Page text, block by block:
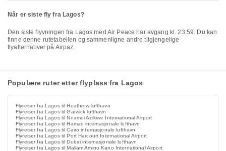
Når er siste fly fra Lagos?
Den siste flyvningen fra Lagos med Air Peace har avgang kl. 23:59. Du kan
finne denne rutetabellen og sammenligne andre tilgjengelige
flyalternativer på Airpaz.
Populære ruter etter flyplass fra Lagos
Flyreiser fra Lagos til Heathrow lufthavn
Flyreiser fra Lagos til Gatwick lufthavn
Flyreiser fra Lagos til Nnamdi Azikiwe International Airport
Flyreiser fra Lagos til Hamad internasjonale lufthavn
Flyreiser fra Lagos til Cairo internasjonale lufthavn
Flyreiser fra Lagos til Port Harcourt International Airport
Flyreiser fra Lagos til Dubai internasjonale lufthavn
Flyreiser fra Lagos til Mallam Aminu Kano International Airport